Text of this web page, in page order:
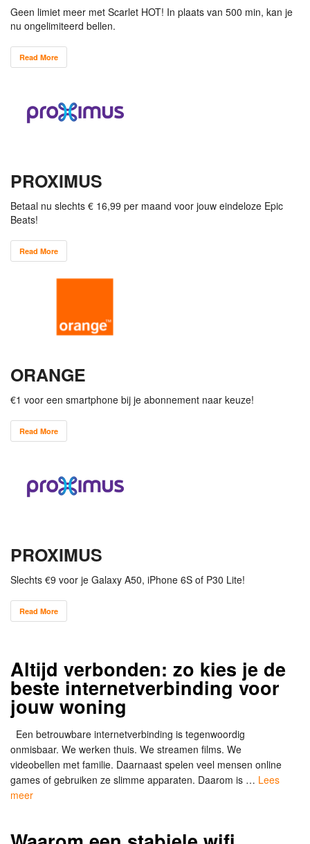
Geen limiet meer met Scarlet HOT! In plaats van 500 min, kan je
nu ongelimiteerd bellen.
Read More
PROXIMUS
Betaal nu slechts € 16,99 per maand voor jouw eindeloze Epic
Beats!
Read More
ORANGE
€1 voor een smartphone bij je abonnement naar keuze!
Read More
PROXIMUS
Slechts €9 voor je Galaxy A50, iPhone 6S of P30 Lite!
Read More
Altijd verbonden: zo kies je de
beste internetverbinding voor
jouw woning
Een betrouwbare internetverbinding is tegenwoordig
onmisbaar. We werken thuis. We streamen films. We
videobellen met familie. Daarnaast spelen veel mensen online
games of gebruiken ze slimme apparaten. Daarom is … Lees
meer